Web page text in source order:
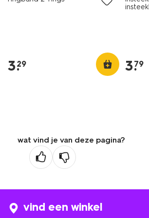
3.
29 3.
79
wat vind je van deze pagina?
vind een winkel